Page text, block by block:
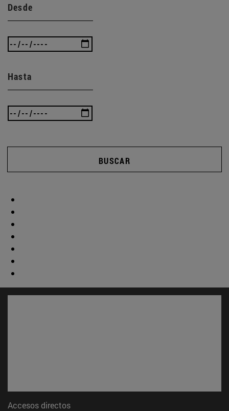
Desde
Hasta
BUSCAR
Accesos directos